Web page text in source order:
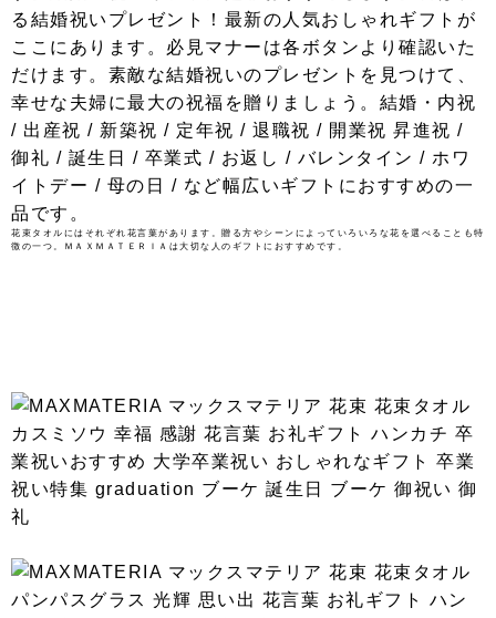
花束タオルにはそれぞれ花言葉があります。贈る方やシーンによっていろいろな花を選べることも特
徴の一つ。ＭＡＸＭＡＴＥＲＩＡは大切な人のギフトにおすすめです。